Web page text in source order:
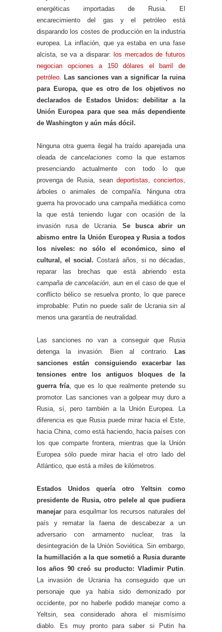
energéticas importadas de Rusia. El
encarecimiento del gas y el petróleo está
disparando los costes de producción en la industria
europea. La inflación, que ya estaba en una fase
alcista, se va a disparar: los mercados de futuros
negocian opciones a 150 dólares el barril de
petróleo
Las sanciones van a significar la ruina
para Europa, que es otro de los objetivos no
declarados de Estados Unidos: debilitar a la
Unión Europea para que sea más dependiente
de Washington y aún más dócil.
Ninguna otra guerra ilegal ha traído aparejada una
oleada decancelaciones como la que estamos
presenciando actualmente con todo lo que
provenga de Rusia, sean deportistas ,conciertos
árboles o animales de compañía. Ninguna otra
guerra ha provocado una campaña mediática como
la que está teniendo lugar con ocasión de la
invasión rusa de Ucrania.Se busca abrir un
abismo entre la Unión Europea y Rusia a todos
los niveles: no sólo el económico, sino el
cultural, el social. Costará años, si no décadas,
reparar las brechas que está abriendo esta
campaña de cancelación , aun en el caso de que el
conflicto bélico se resuelva pronto, lo que parece
improbable: Putin no puede salir de Ucrania sin al
menos una garantía de neutralidad.
Las sanciones no van a conseguir que Rusia
detenga la invasión. Bien al contrario.
Las
sanciones están consiguiendo exacerbar las
tensiones entre los antiguos bloques de la
guerra fría , que es lo que realmente pretende su
promotor. Las sanciones van a golpear muy duro a
Rusia, sí, pero también a la Unión Europea. La
diferencia es que Rusia puede mirar hacia el Este,
hacia China, como está haciendo, hacia países con
los que comparte frontera, mientras que la Unión
Europea sólo puede mirar hacia el otro lado del
Atlántico, que está a miles de kilómetros.
Estados Unidos quería otro Yeltsin como
presidente de Rusia, otro pelele al que pudiera
manejar para esquilmar los recursos naturales del
país y rematar la faena de descabezar a un
adversario con armamento nuclear, tras la
desintegración de la Unión Soviética. Sin embargo,
la humillación a la que sometió a Rusia durante
los años 90 creó su producto: Vladimir Putin
La invasión de Ucrania ha conseguido que un
personaje que ya había sido demonizado por
occidente, por no haberle podido manejar como a
Yeltsin, sea considerado ahora el mismísimo
diablo. Es muy pronto para saber si Putin ha